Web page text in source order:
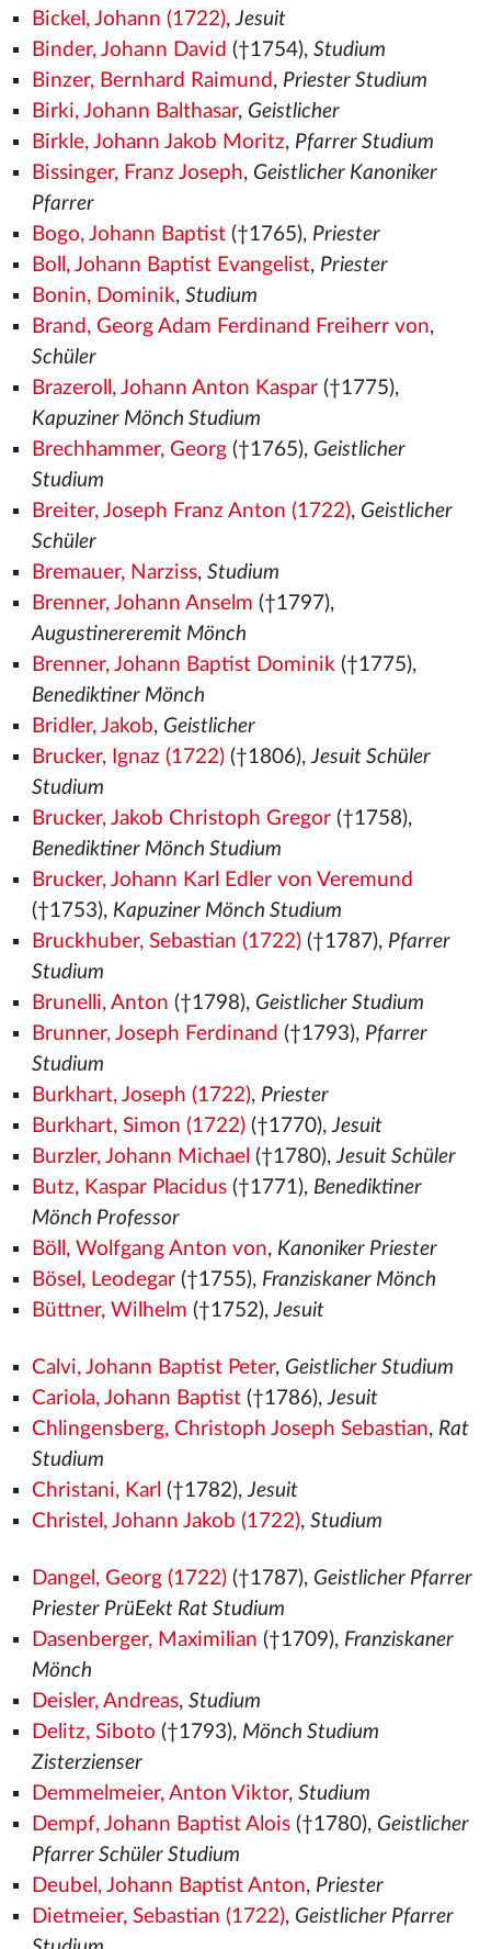
Bickel, Johann (1722),Jesuit
Binder, Johann David (†1754), Studium
Binzer, Bernhard Raimund , Priester Studium
Birki, Johann Balthasar, Geistlicher
Birkle, Johann Jakob Moritz, Pfarrer Studium
Bissinger, Franz Joseph, Geistlicher Kanoniker
Pfarrer
Bogo, Johann Baptist(†1765), Priester
Boll, Johann Baptist Evangelist, Priester
Bonin, Dominik, Studium
Brand, Georg Adam Ferdinand Freiherr von,
Schüler
Brazeroll, Johann Anton Kaspar(†1775),
Kapuziner Mönch Studium
Brechhammer, Georg(†1765), Geistlicher
Studium
Breiter, Joseph Franz Anton (1722), Geistlicher
Schüler
Bremauer, Narziss, Studium
Brenner, Johann Anselm (†1797),
Augustinereremit Mönch
Brenner, Johann Baptist Dominik(†1775),
Benediktiner Mönch
Bridler, Jakob, Geistlicher
Brucker, Ignaz (1722)(†1806),Jesuit Schüler
Studium
Brucker, Jakob Christoph Gregor(†1758),
Benediktiner Mönch Studium
Brucker, Johann Karl Edler von Veremund
(†1753), Kapuziner Mönch Studium
Bruckhuber, Sebastian (1722)(†1787), Pfarrer
Studium
Brunelli, Anton (†1798), Geistlicher Studium
Brunner, Joseph Ferdinand (†1793), Pfarrer
Studium
Burkhart, Joseph (1722), Priester
Burkhart, Simon (1722)(†1770),Jesuit
Burzler, Johann Michael (†1780),Jesuit Schüler
Butz, Kaspar Placidus(†1771), Benediktiner
Mönch Professor
Böll, Wolfgang Anton von, Kanoniker Priester
Bösel, Leodegar(†1755), Franziskaner Mönch
Büttner, Wilhelm (†1752),Jesuit
Calvi, Johann Baptist Peter, Geistlicher Studium
Cariola, Johann Baptist(†1786),Jesuit
Chlingensberg, Christoph Joseph Sebastian, Rat
Studium
Christani, Karl (†1782),Jesuit
Christel, Johann Jakob (1722), Studium
Dangel, Georg (1722)(†1787), Geistlicher Pfarrer
Priester PrüEekt Rat Studium
Dasenberger, Maximilian (†1709), Franziskaner
Mönch
Deisler, Andreas, Studium
Delitz, Siboto (†1793), Mönch Studium
Zisterzienser
Demmelmeier, Anton Viktor, Studium
Dempf, Johann Baptist Alois(†1780), Geistlicher
Pfarrer Schüler Studium
Deubel, Johann Baptist Anton, Priester
Dietmeier, Sebastian (1722), Geistlicher Pfarrer